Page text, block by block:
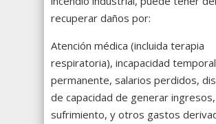
recuperar daños por:
Atención médica (incluida terapia
respiratoria), incapacidad
permanente, salarios perdidos,
de capacidad de generar
sufrimiento, y otros gastos